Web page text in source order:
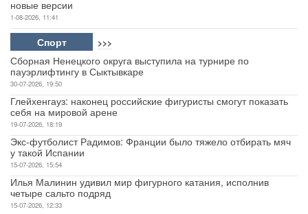
новые версии
1-08-2026, 11:41
Спорт >>>
Сборная Ненецкого округа выступила на турнире по
пауэрлифтингу в Сыктывкаре
30-07-2026, 19:50
Глейхенгауз: наконец российские фигуристы смогут показать
себя на мировой арене
19-07-2026, 18:19
Экс-футболист Радимов: Франции было тяжело отбирать мяч
у такой Испании
15-07-2026, 15:54
Илья Малинин удивил мир фигурного катания, исполнив
четыре сальто подряд
15-07-2026, 12:33